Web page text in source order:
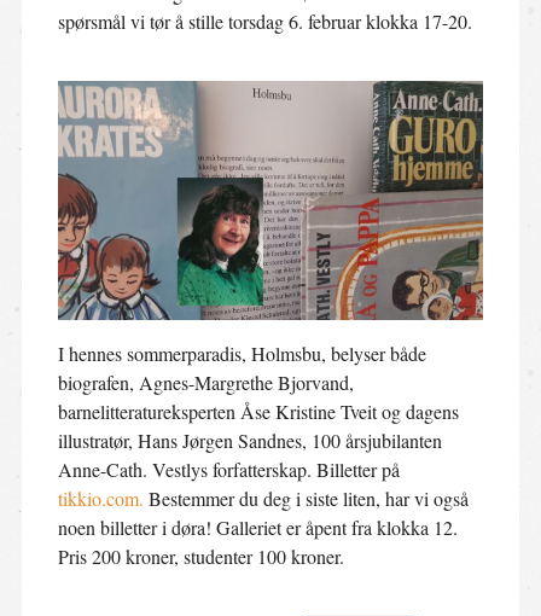
spørsmål vi tør å stille torsdag 6. februar klokka 17-20.
I hennes sommerparadis, Holmsbu, belyser både
biografen, Agnes-Margrethe Bjorvand,
barnelitteratureksperten Åse Kristine Tveit og dagens
illustratør, Hans Jørgen Sandnes, 100 årsjubilanten
Anne-Cath. Vestlys forfatterskap. Billetter på
tikkio.com. Bestemmer du deg i siste liten, har vi også
noen billetter i døra! Galleriet er åpent fra klokka 12.
Pris 200 kroner, studenter 100 kroner.